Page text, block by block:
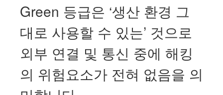
Green 등급은 ‘생산 환경 그
대로 사용할 수 있는’ 것으로
외부 연결 및 통신 중에 해킹
의 위험요소가 전혀 없음을 의